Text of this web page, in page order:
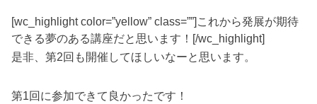
[wc_highlight color=”yellow” class=””]これから発展が期待
できる夢のある講座だと思います！[/wc_highlight]
是非、第2回も開催してほしいなーと思います。
第1回に参加できて良かったです！